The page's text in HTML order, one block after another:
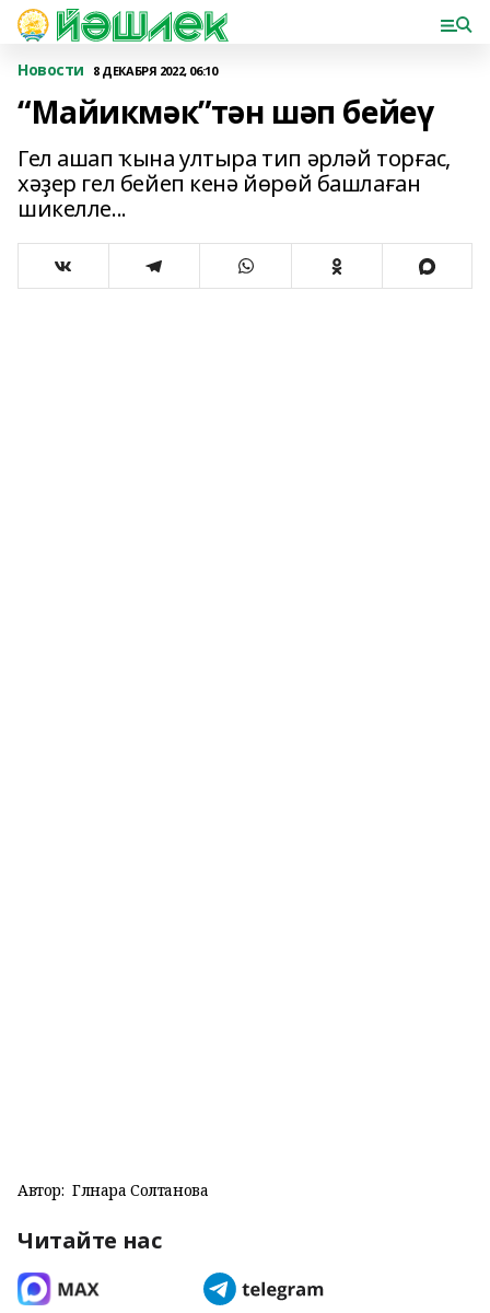
Новости 8 ДЕКАБРЯ 2022, 06:10
“Майикмәк”тән шәп бейеү
Гел ашап ҡына ултыра тип әрләй торғас,
хәҙер гел бейеп кенә йөрөй башлаған
шикелле...
Автор: Гөлнара Солтанова
Читайте нас